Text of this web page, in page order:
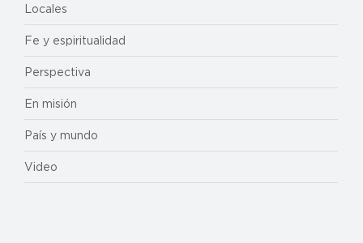
Locales
Fe y espiritualidad
Perspectiva
En misión
País y mundo
Video